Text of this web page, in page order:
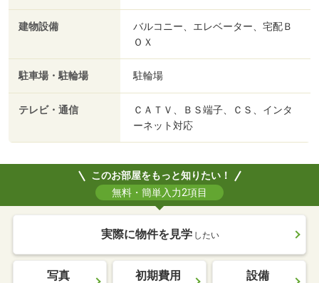
建物設備
バルコニー、エレベーター、宅配Ｂ
ＯＸ
駐車場・駐輪場 駐輪場
テレビ・通信
ＣＡＴＶ、ＢＳ端子、ＣＳ、インタ
ーネット対応
このお部屋をもっと知りたい！
無料・簡単入力2項目
実際に物件を見学 したい
写真 初期費用 設備